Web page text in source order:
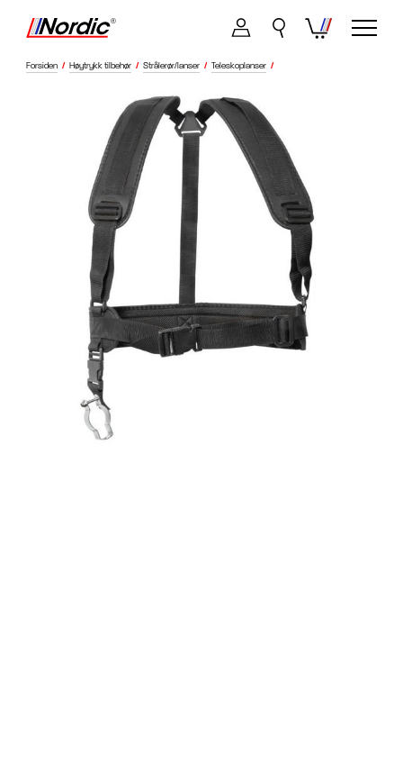
Forsiden / Høytrykk tilbehør / Strålerør/lanser / Teleskoplanser /